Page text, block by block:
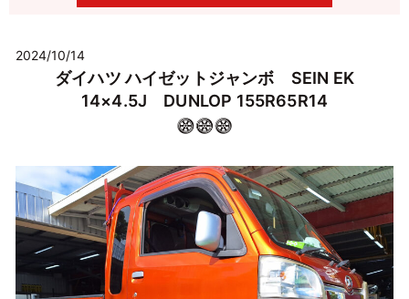
2024/10/14
ダイハツ ハイゼットジャンボ SEIN EK
14×4.5J DUNLOP 155R65R14